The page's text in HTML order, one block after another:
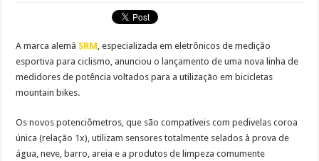
A marca alemã SRM, especializada em eletrônicos de medição
esportiva para ciclismo, anunciou o lançamento de uma nova linha de
medidores de potência voltados para a utilização em bicicletas
mountain bikes.
Os novos potenciômetros, que são compatíveis com pedivelas coroa
única (relação 1x), utilizam sensores totalmente selados à prova de
água, neve, barro, areia e a produtos de limpeza comumente